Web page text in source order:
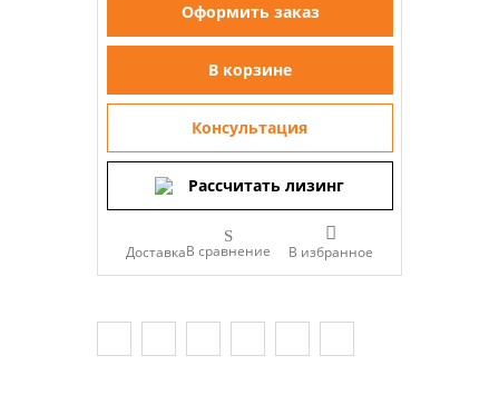
Оформить заказ
В корзине
Консультация
Рассчитать лизинг
ДоставкаВ сравнение